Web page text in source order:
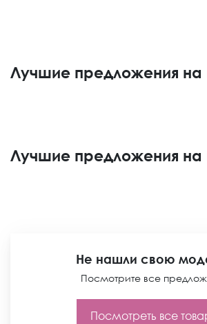
Лучшие предложения на
Лучшие предложения на
Не нашли свою
Посмотрите все
Посмотреть все